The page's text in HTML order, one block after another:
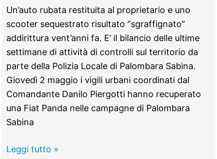
Un’auto rubata restituita al proprietario e uno
scooter sequestrato risultato “sgraffignato”
addirittura vent’anni fa. E’ il bilancio delle ultime
settimane di attività di controlli sul territorio da
parte della Polizia Locale di Palombara Sabina.
Giovedì 2 maggio i vigili urbani coordinati dal
Comandante Danilo Piergotti hanno recuperato
una Fiat Panda nelle campagne di Palombara
Sabina
PALOMBARA
Leggi tutto »